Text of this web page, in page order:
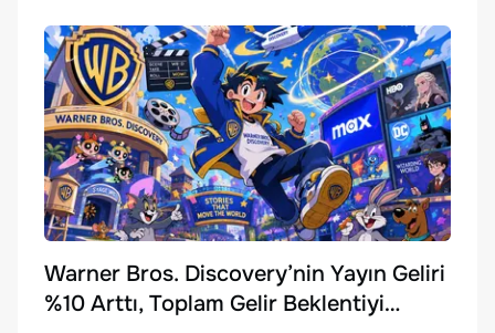
Warner Bros. Discovery’nin Yayın Geliri
%10 Arttı, Toplam Gelir Beklentiyi